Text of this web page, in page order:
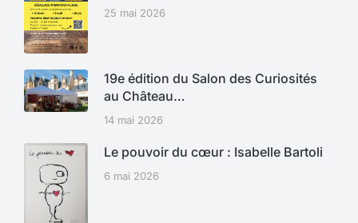
25 mai 2026
19e édition du Salon des Curiosités
au Château…
14 mai 2026
Le pouvoir du cœur : Isabelle Bartoli
6 mai 2026